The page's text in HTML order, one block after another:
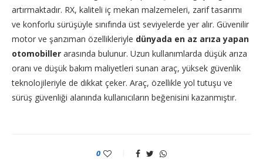
artırmaktadır. RX, kaliteli iç mekan malzemeleri, zarif tasarımı
ve konforlu sürüşüyle sınıfında üst seviyelerde yer alır. Güvenilir
motor ve şanzıman özellikleriyle dünyada en az arıza yapan
otomobiller arasında bulunur. Uzun kullanımlarda düşük arıza
oranı ve düşük bakım maliyetleri sunan araç, yüksek güvenlik
teknolojileriyle de dikkat çeker. Araç, özellikle yol tutuşu ve
sürüş güvenliği alanında kullanıcıların beğenisini kazanmıştır.
0